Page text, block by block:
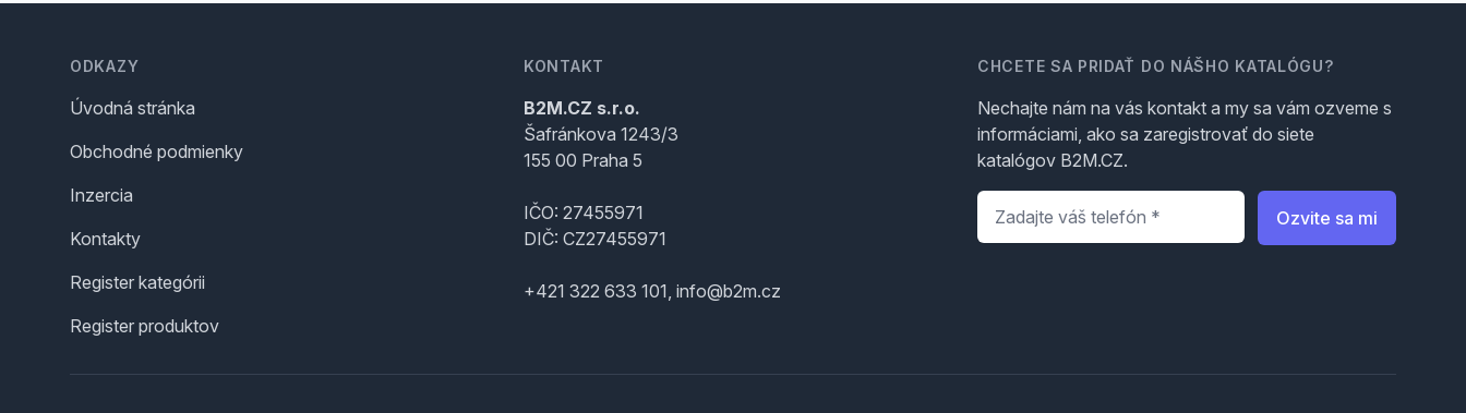
ODKAZY
Úvodná stránka
Obchodné podmienky
Inzercia
Kontakty
Register kategórii
Register produktov
KONTAKT
B2M.CZ s.r.o.
Šafránkova 1243/3
155 00 Praha 5
IČO: 27455971
DIČ: CZ27455971
+421 322 633 101, info@b2m.cz
CHCETE SA PRIDAŤ DO NÁŠHO KATALÓGU?
Nechajte nám na vás kontakt a my sa vám ozveme s
informáciami, ako sa zaregistrovať do siete
katalógov B2M.CZ.
Telefón
Ozvite sa mi